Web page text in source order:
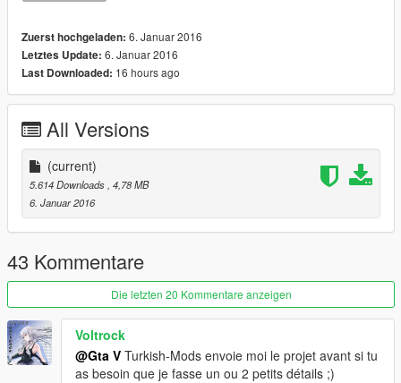
Zuerst hochgeladen: 6. Januar 2016
Letztes Update: 6. Januar 2016
Last Downloaded: 16 hours ago
All Versions
(current)
5.614 Downloads , 4,78 MB
6. Januar 2016
43 Kommentare
Die letzten 20 Kommentare anzeigen
Voltrock
@Gta V Turkish-Mods envoie moi le projet avant si tu
as besoin que je fasse un ou 2 petits détails ;)